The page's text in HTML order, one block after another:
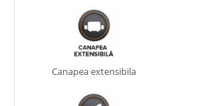
Canapea extensibila